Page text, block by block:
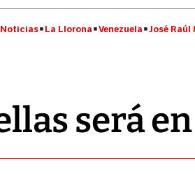
La Llorona Venezuela José Raúl
será